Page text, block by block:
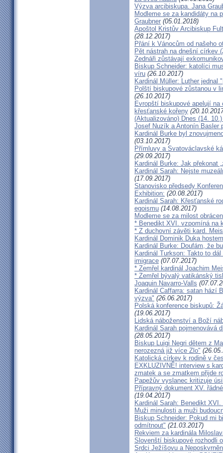
Výzva arcibiskupa. Jana
Modleme se za kandidáty na
Graubner (05.01.2018)
Apoštol Kristův Arcibiskup
(28.12.2017)
Přání k Vánocům od našeho
Pět nástrah na dnešní církev
Zednáři zůstávají
Biskup Schneider: katolíci
víru (26.10.2017)
Kardinál Müller: Luther jednal
Polští biskupové zůstanou v
(26.10.2017)
Evropští biskupové apelují
křesťanské kořeny
(Aktualizováno) Dnes (14.
Josef Nuzík a Antonín Basler
Kardinál Burke byl
(03.10.2017)
Přímluvy a Svatováclavské
(29.09.2017)
Kardinál Burke: Jak překonat
Kardinál Sarah: Nejste
(17.09.2017)
Stanovisko předsedy
Exhibition: (20.08.2017)
Kardinál Sarah: Křesťanské
egoismu (14.08.2017)
Modleme se za milost
* Benedikt XVI. vzpomíná na
* Z duchovní závěti kard.
Kardinál Dominik Duka
Kardinál Burke: Doufám, že
Kardinál Turkson: Takto to
imigrace (07.07.2017)
* Zemřel kardinál Joachim
* Zemřel bývalý vatikánský
Joaquin Navarro-Valls
Kardinál Caffarra: satan hází
výzva" (26.06.2017)
Polská konference biskupů:
(19.06.2017)
Lidská náboženství a Boží
Kardinál Sarah pojmenovává
(28.05.2017)
Biskup Luigi Negri dětem z
nerozezná již více Zlo"
Katolická církev k rodině v
EXKLUZIVNĚ! interview s
zmatek a se zmatkem přijde
Papežův vyslanec kritizuje
Přípravný dokument XV.
(19.04.2017)
Kardinál Sarah: Benedikt
Muži minulosti a muži
Biskup Schneider: Pokud mi
odmítnout" (21.03.2017)
Rekviem za kardinála
Slovenští biskupové rozhodli
Srdci Ježíšovu a